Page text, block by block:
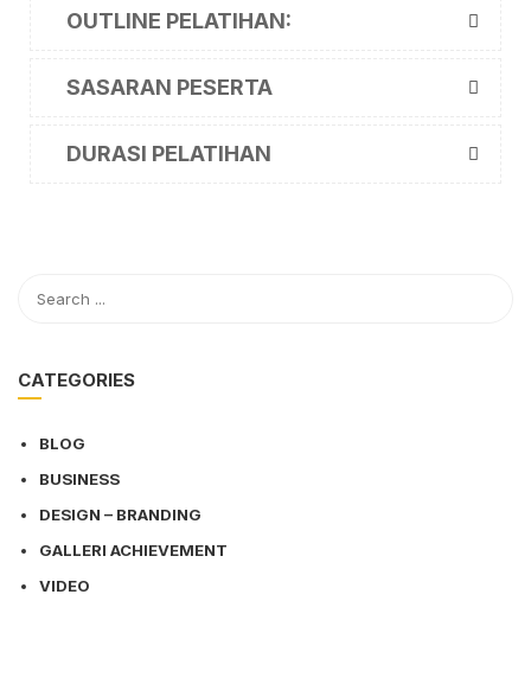
OUTLINE PELATIHAN:
SASARAN PESERTA
DURASI PELATIHAN
CATEGORIES
BLOG
BUSINESS
DESIGN – BRANDING
GALLERI ACHIEVEMENT
VIDEO